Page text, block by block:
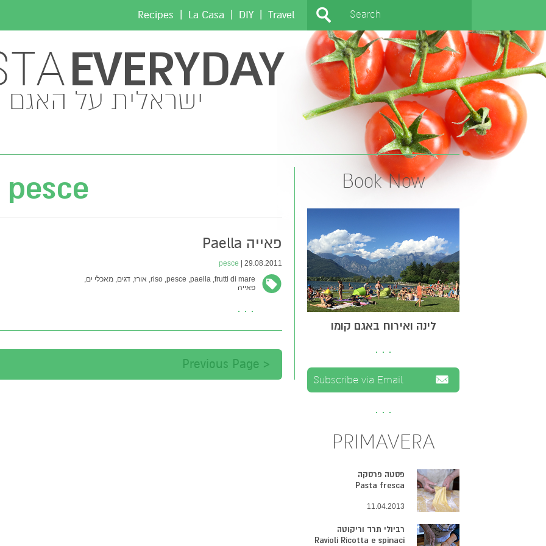
Travel
|
DIY
|
La Casa
|
Recipes
EVERYDAY
ישראלית על האגם
Book Now
לינה ואירוח באגם קומו
PRIMAVERA
פסטה פרסקה
Pasta fresca
11.04.2013
רביולי תרד וריקוטה
Ravioli Ricotta e spinaci
pesce
פאייה Paella
29.08.2011 |
pesce
frutti di mare,
paella,
pesce,
riso, אורז, דגים, מאכלי ים,
פאייה
< Previous Page